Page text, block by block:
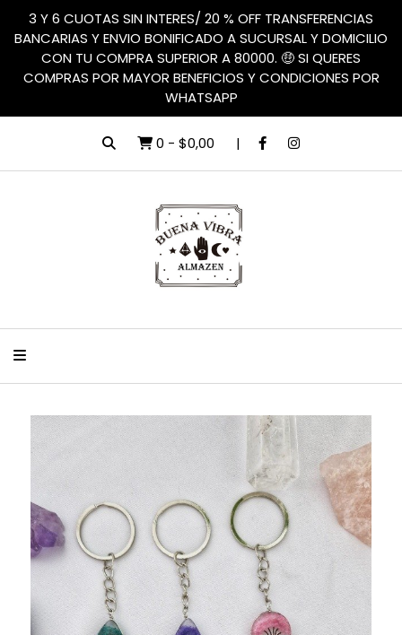
3 Y 6 CUOTAS SIN INTERES/ 20 % OFF TRANSFERENCIAS
BANCARIAS Y ENVIO BONIFICADO A SUCURSAL Y DOMICILIO
CON TU COMPRA SUPERIOR A 80000. 🤑 SI QUERES
COMPRAS POR MAYOR BENEFICIOS Y CONDICIONES POR
WHATSAPP
0 - $0,00